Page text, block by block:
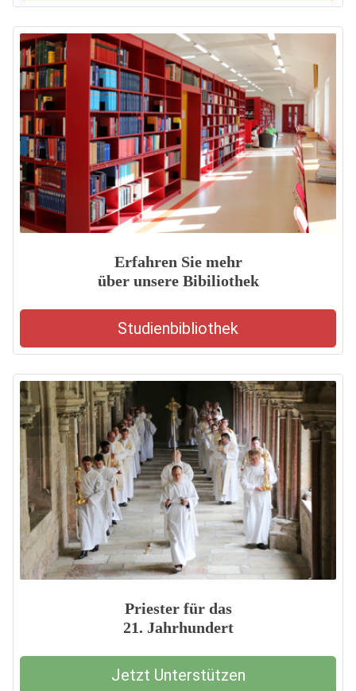
Erfahren Sie mehr
über unsere Bibiliothek
Studienbibliothek
Priester für das
21. Jahrhundert
Jetzt Unterstützen